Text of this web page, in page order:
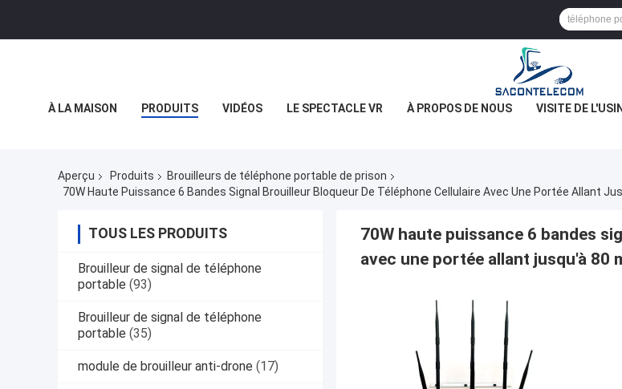
À LA MAISON PRODUITS VIDÉOS LE SPECTACLE VR À PROPOS DE NOUS VISITE DE
Aperçu Produits
Brouilleurs de téléphone portable de prison
70W Haute Puissance 6 Bandes Signal Brouilleur Bloqueur De Téléphone Cellulaire Avec Une Portée Allant
TOUS LES PRODUITS
Brouilleur de signal de téléphone
portable (93)
Brouilleur de signal de téléphone
portable (35)
module de brouilleur anti-drone (17)
70W haute puissance 6 bandes
avec une portée allant jusqu'à 80